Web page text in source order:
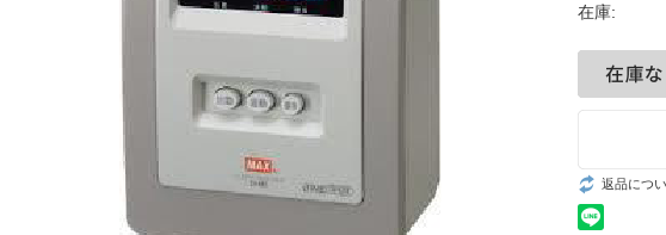
自動紙折り機
在庫:
返品につ